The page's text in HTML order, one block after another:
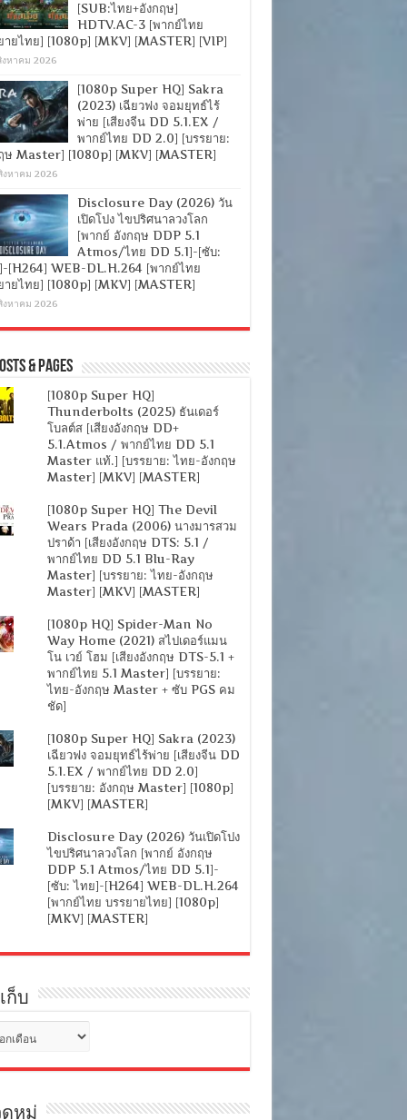
[SUB:ไทย+อังกฤษ]
HDTV.AC-3 [พากย์ไทย
ายไทย] [1080p] [MKV] [MASTER] [VIP]
งหาคม 2026
[1080p Super HQ] Sakra
(2023) เฉียวฟง จอมยุทธ์ไร้
พ่าย [เสียงจีน DD 5.1.EX /
พากย์ไทย DD 2.0] [บรรยาย:
ษ Master] [1080p] [MKV] [MASTER]
งหาคม 2026
Disclosure Day (2026) วัน
เปิดโปง ไขปริศนาลวงโลก
[พากย์ อังกฤษ DDP 5.1
Atmos/ไทย DD 5.1]-[ซับ:
[H264] WEB-DL.H.264 [พากย์ไทย
ายไทย] [1080p] [MKV] [MASTER]
งหาคม 2026
& Pages
[1080p Super HQ]
Thunderbolts (2025) ธันเดอร์
โบลต์ส [เสียงอังกฤษ DD+
5.1.Atmos / พากย์ไทย DD 5.1
Master แท้.] [บรรยาย: ไทย-อังกฤษ
Master] [MKV] [MASTER]
[1080p Super HQ] The Devil
Wears Prada (2006) นางมารสวม
ปราด้า [เสียงอังกฤษ DTS: 5.1 /
พากย์ไทย DD 5.1 Blu-Ray
Master] [บรรยาย: ไทย-อังกฤษ
Master] [MKV] [MASTER]
[1080p HQ] Spider-Man No
Way Home (2021) สไปเดอร์แมน
โน เวย์ โฮม [เสียงอังกฤษ DTS-5.1 +
พากย์ไทย 5.1 Master] [บรรยาย:
ไทย-อังกฤษ Master + ซับ PGS คม
ชัด]
[1080p Super HQ] Sakra (2023)
เฉียวฟง จอมยุทธ์ไร้พ่าย [เสียงจีน DD
5.1.EX / พากย์ไทย DD 2.0]
[บรรยาย: อังกฤษ Master] [1080p]
[MKV] [MASTER]
Disclosure Day (2026) วันเปิดโปง
ไขปริศนาลวงโลก [พากย์ อังกฤษ
DDP 5.1 Atmos/ไทย DD 5.1]-
[ซับ: ไทย]-[H264] WEB-DL.H.264
[พากย์ไทย บรรยายไทย] [1080p]
[MKV] [MASTER]
ก็บ
หมู่